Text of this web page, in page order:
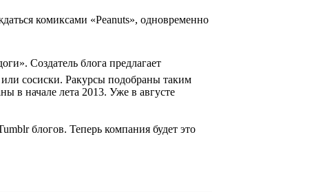
комиксами «Peanuts», одновременно
Создатель блога предлагает
сосиски. Ракурсы подобраны таким
в начале лета 2013. Уже в августе
блогов. Теперь компания будет это